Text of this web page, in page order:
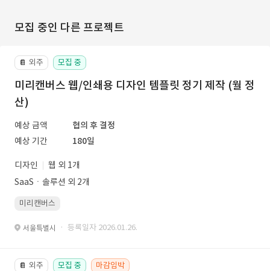
모집 중인 다른 프로젝트
📔 외주 모집 중
미리캔버스 웹/인쇄용 디자인 템플릿 정기 제작 (월 정
산)
예상 금액
협의 후 결정
예상 기간
180일
디자인
웹 외 1개
SaaSㆍ솔루션 외 2개
미리캔버스
서울특별시 · 등록일자 2026.01.26.
📔 외주 모집 중 마감임박